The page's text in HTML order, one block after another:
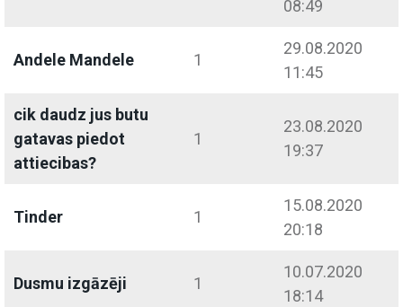
08:49
Andele Mandele 1
29.08.2020
11:45
cik daudz jus butu
gatavas piedot
attiecibas?
1
23.08.2020
19:37
Tinder 1
15.08.2020
20:18
Dusmu izgāzēji 1
10.07.2020
18:14